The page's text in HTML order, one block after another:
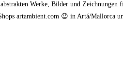
Werke, Bilder und
artambient.com 😉 in Artá/Mallorca